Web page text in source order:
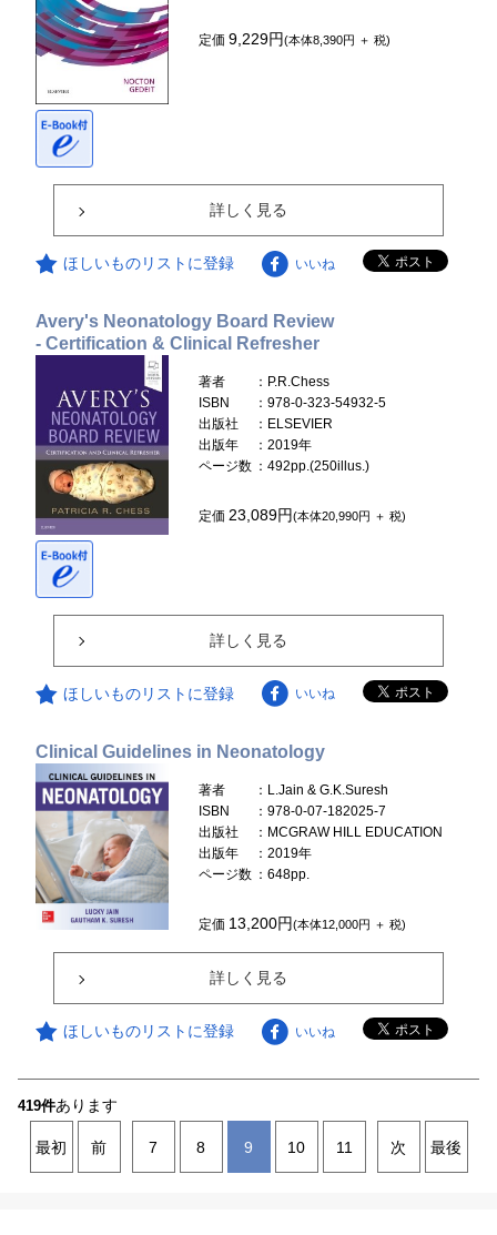
定価9,229円(本体8,390円 ＋ 税)
詳しく見る
ほしいものリストに登録 いいね
Avery's Neonatology Board Review
- Certification & Clinical Refresher
著者
：P.R.Chess
ISBN
：978-0-323-54932-5
出版社
：ELSEVIER
出版年
：2019年
ページ数 ：492pp.(250illus.)
定価23,089円(本体20,990円 ＋ 税)
詳しく見る
ほしいものリストに登録 いいね
Clinical Guidelines in Neonatology
著者
：L.Jain & G.K.Suresh
ISBN
：978-0-07-182025-7
出版社
：MCGRAW HILL EDUCATION
出版年
：2019年
ページ数 ：648pp.
定価 13,200円(本体12,000円 ＋ 税)
詳しく見る
ほしいものリストに登録 いいね
419件あります
最初 前 7 8 9 10 11 次 最後